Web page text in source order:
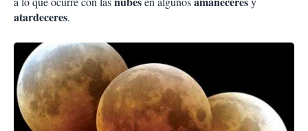
atardeceres.